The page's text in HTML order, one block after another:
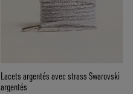
Lacets argentés avec strass Swarovski
argentés